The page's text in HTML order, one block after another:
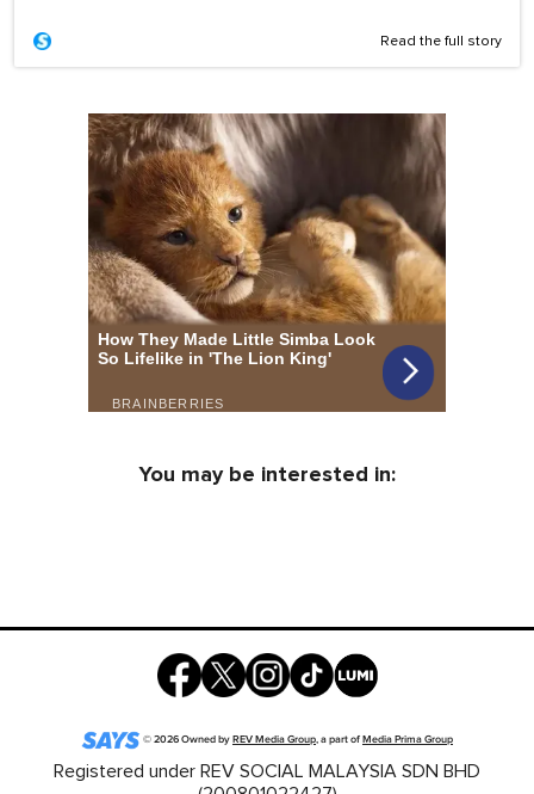
Read the full story
You may be interested in:
©2026Owned byREV Media Group, a part ofMedia Prima Group
Registered under REV SOCIAL MALAYSIA SDN BHD